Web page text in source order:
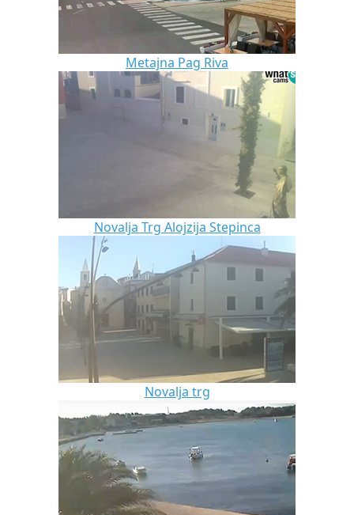
Metajna Pag Riva
Novalja Trg Alojzija Stepinca
Novalja trg